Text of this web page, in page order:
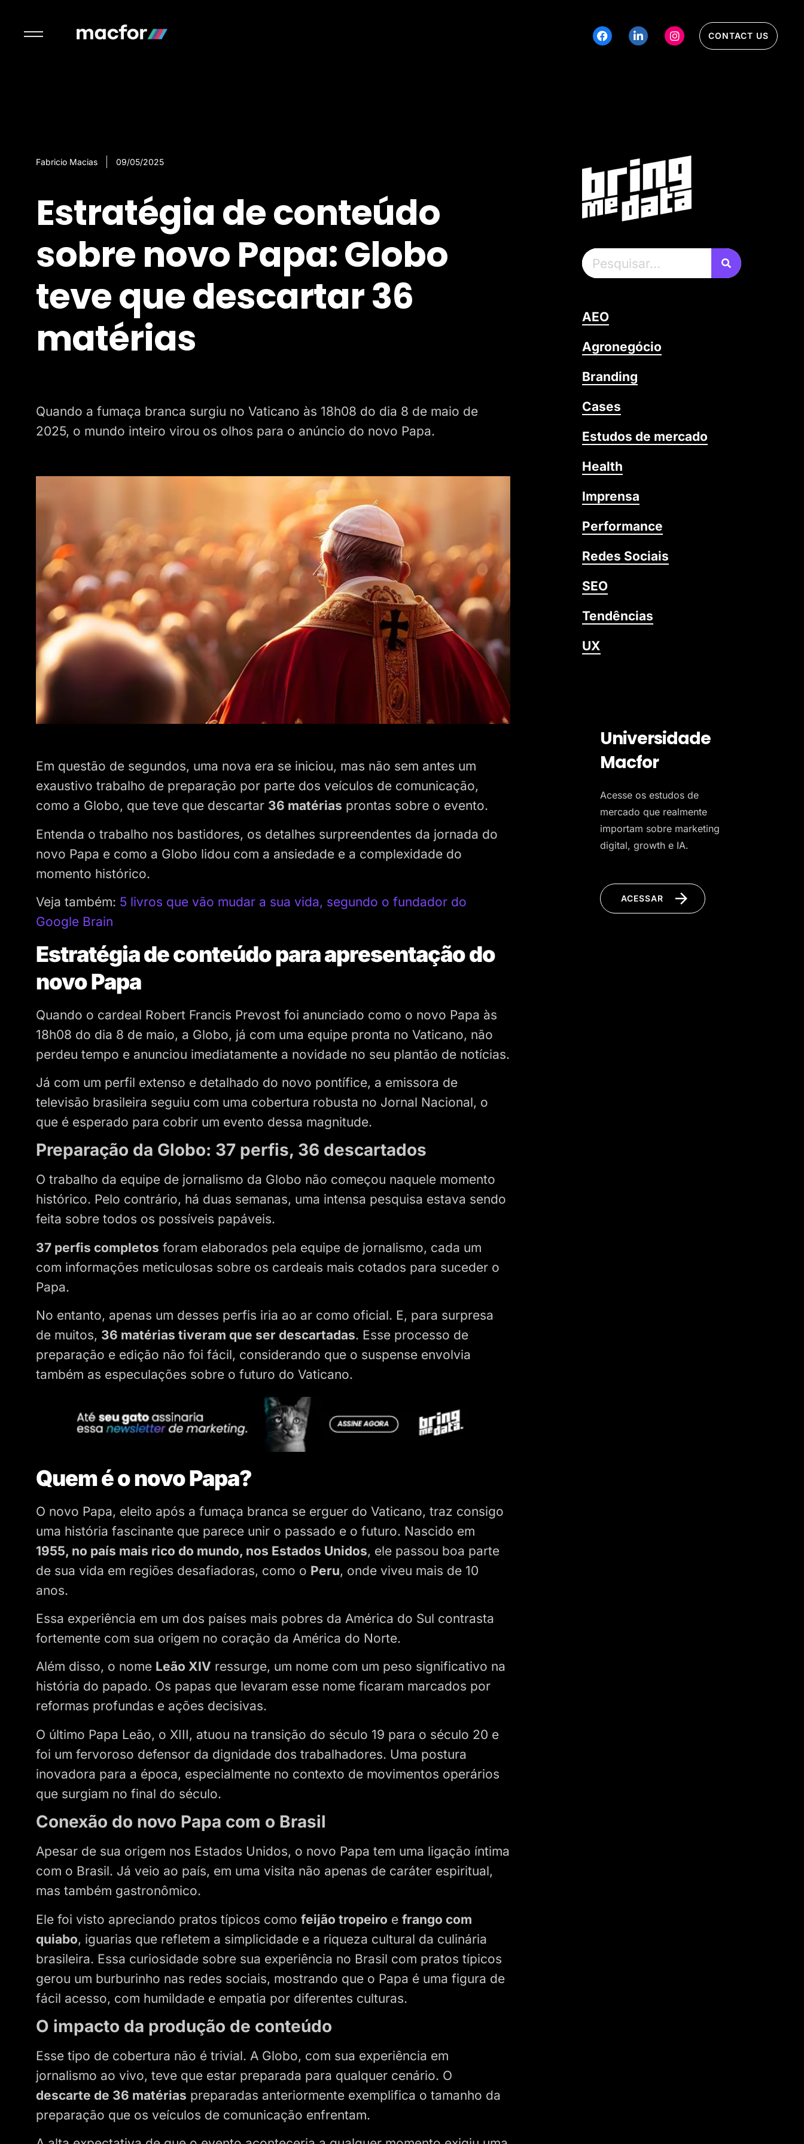
CONTACT US
Fabricio Macias 09/05/2025
Estratégia de conteúdo
sobre novo Papa: Globo
teve que descartar 36
matérias
Quando a fumaça branca surgiu no Vaticano às 18h08 do dia 8 de maio de
2025, o mundo inteiro virou os olhos para o anúncio do novo Papa.
Em questão de segundos, uma nova era se iniciou, mas não sem antes um
exaustivo trabalho de preparação por parte dos veículos de comunicação,
como a Globo, que teve que descartar 36 matérias prontas sobre o evento.
Entenda o trabalho nos bastidores, os detalhes surpreendentes da jornada do
novo Papa e como a Globo lidou com a ansiedade e a complexidade do
momento histórico.
Veja também: 5 livros que vão mudar a sua vida, segundo o fundador do
Google Brain
Estratégia de conteúdo para apresentação do
novo Papa
Quando o cardeal Robert Francis Prevost foi anunciado como o novo Papa às
18h08 do dia 8 de maio, a Globo, já com uma equipe pronta no Vaticano, não
perdeu tempo e anunciou imediatamente a novidade no seu plantão de notícias.
Já com um perfil extenso e detalhado do novo pontífice, a emissora de
televisão brasileira seguiu com uma cobertura robusta no Jornal Nacional, o
que é esperado para cobrir um evento dessa magnitude.
Preparação da Globo: 37 perfis, 36 descartados
O trabalho da equipe de jornalismo da Globo não começou naquele momento
histórico. Pelo contrário, há duas semanas, uma intensa pesquisa estava sendo
feita sobre todos os possíveis papáveis.
37 perfis completos foram elaborados pela equipe de jornalismo, cada um
com informações meticulosas sobre os cardeais mais cotados para suceder o
Papa.
No entanto, apenas um desses perfis iria ao ar como oficial. E, para surpresa
de muitos, 36 matérias tiveram que ser descartadas. Esse processo de
preparação e edição não foi fácil, considerando que o suspense envolvia
também as especulações sobre o futuro do Vaticano.
Quem é o novo Papa?
O novo Papa, eleito após a fumaça branca se erguer do Vaticano, traz consigo
uma história fascinante que parece unir o passado e o futuro. Nascido em
1955, no país mais rico do mundo, nos Estados Unidos, ele passou boa parte
de sua vida em regiões desafiadoras, como o Peru, onde viveu mais de 10
anos.
Essa experiência em um dos países mais pobres da América do Sul contrasta
fortemente com sua origem no coração da América do Norte.
Além disso, o nome Leão XIV ressurge, um nome com um peso significativo na
história do papado. Os papas que levaram esse nome ficaram marcados por
reformas profundas e ações decisivas.
O último Papa Leão, o XIII, atuou na transição do século 19 para o século 20 e
foi um fervoroso defensor da dignidade dos trabalhadores. Uma postura
inovadora para a época, especialmente no contexto de movimentos operários
que surgiam no final do século.
Conexão do novo Papa com o Brasil
Apesar de sua origem nos Estados Unidos, o novo Papa tem uma ligação íntima
com o Brasil. Já veio ao país, em uma visita não apenas de caráter espiritual,
mas também gastronômico.
Ele foi visto apreciando pratos típicos como feijão tropeiro e frango com
quiabo, iguarias que refletem a simplicidade e a riqueza cultural da culinária
brasileira. Essa curiosidade sobre sua experiência no Brasil com pratos típicos
gerou um burburinho nas redes sociais, mostrando que o Papa é uma figura de
fácil acesso, com humildade e empatia por diferentes culturas.
O impacto da produção de conteúdo
Esse tipo de cobertura não é trivial. A Globo, com sua experiência em
jornalismo ao vivo, teve que estar preparada para qualquer cenário. O
descarte de 36 matérias preparadas anteriormente exemplifica o tamanho da
preparação que os veículos de comunicação enfrentam.
AEO
Agronegócio
Branding
Cases
Estudos de mercado
Health
Imprensa
Performance
Redes Sociais
SEO
Tendências
UX
Universidade
Macfor
Acesse os estudos de
mercado que realmente
importam sobre marketing
digital, growth e IA.
ACESSAR